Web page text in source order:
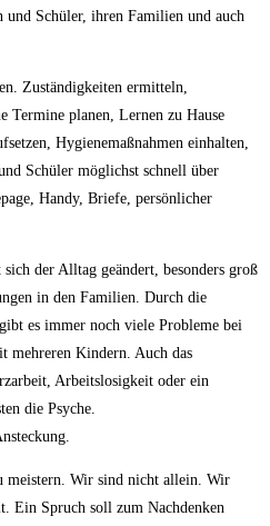
und Schüler, ihren Familien und auch
Zuständigkeiten ermitteln,
Termine planen, Lernen zu Hause
Hygienemaßnahmen einhalten,
Schüler möglichst schnell über
Handy, Briefe, persönlicher
der Alltag geändert, besonders groß
in den Familien. Durch die
es immer noch viele Probleme bei
mehreren Kindern. Auch das
Arbeitslosigkeit oder ein
die Psyche.
meistern. Wir sind nicht allein. Wir
Ein Spruch soll zum Nachdenken